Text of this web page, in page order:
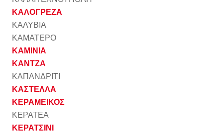
ΚΑΛΟΓΡΕΖΑ
ΚΑΛΥΒΙΑ
ΚΑΜΑΤΕΡΟ
ΚΑΜΙΝΙΑ
ΚΑΝΤΖΑ
ΚΑΠΑΝΔΡΙΤΙ
ΚΑΣΤΕΛΛΑ
ΚΕΡΑΜΕΙΚΟΣ
ΚΕΡΑΤΕΑ
ΚΕΡΑΤΣΙΝΙ